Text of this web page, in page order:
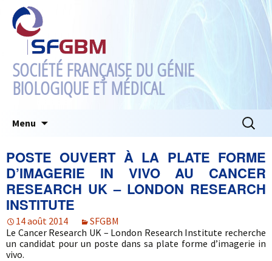
SOCIÉTÉ FRANÇAISE DU GÉNIE
BIOLOGIQUE ET MÉDICAL
Menu
POSTE OUVERT À LA PLATE FORME
D’IMAGERIE IN VIVO AU CANCER
RESEARCH UK – LONDON RESEARCH
INSTITUTE
14 août 2014
SFGBM
Le Cancer Research UK – London Research Institute recherche
un candidat pour un poste dans sa plate forme d’imagerie in
vivo.